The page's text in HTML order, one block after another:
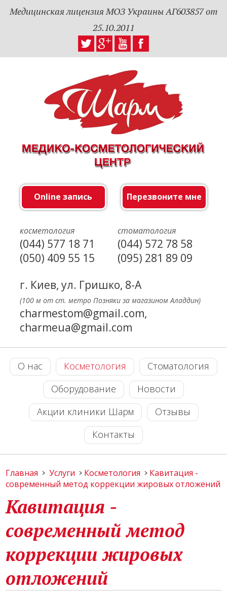
Медицинская лицензия МОЗ Украины АГ603857 от
25.10.2011
Online запись Перезвоните мне
косметология
(044) 577 18 71
(050) 409 55 15
стоматология
(044) 572 78 58
(095) 281 89 09
г. Киев, ул. Гришко, 8-А
(100 м от ст. метро Позняки за магазином Аладдин)
charmestom@gmail.com,
charmeua@gmail.com
О нас Косметология
Стоматология
Оборудование
Новости
Акции клиники Шарм
Отзывы
Контакты
Главная Услуги Косметология
Кавитация -
современный метод коррекции жировых отложений
Кавитация -
современный метод
коррекции жировых
отложений